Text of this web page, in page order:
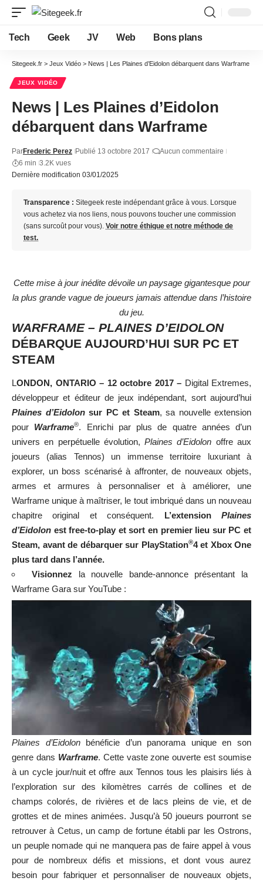
Tech Geek JV Web Bons plans
Sitegeek.fr > Jeux Vidéo > News | Les Plaines d’Eidolon débarquent dans Warframe
JEUX VIDÉO
News | Les Plaines d’Eidolon
débarquent dans Warframe
Dernière modification 03/01/2025
ParFrederic Perez Publié 13 octobre 2017
Aucun commentaire
6 min 3.2K vues
Transparence : Sitegeek reste indépendant grâce à vous. Lorsque
vous achetez via nos liens, nous pouvons toucher une commission
(sans surcoût pour vous). Voir notre éthique et notre méthode de
test.
Cette mise à jour inédite dévoile un paysage gigantesque pour
la plus grande vague de joueurs jamais attendue dans l’histoire
du jeu.
WARFRAME – PLAINES D’EIDOLON
DÉBARQUE AUJOURD’HUI SUR PC ET
STEAM
LONDON, ONTARIO – 12 octobre 2017 – Digital Extremes,
développeur et éditeur de jeux indépendant, sort aujourd’hui
Plaines d’Eidolonsur PC et Steam, sa nouvelle extension
pour Warframe®. Enrichi par plus de quatre années d’un
univers en perpétuelle évolution,Plaines d’Eidolon offre aux
joueurs (alias Tennos) un immense territoire luxuriant à
explorer, un boss scénarisé à affronter, de nouveaux objets,
armes et armures à personnaliser et à améliorer, une
Warframe unique à maîtriser, le tout imbriqué dans un nouveau
chapitre original et conséquent. L’extensionPlaines
d’Eidolon est free-to-play et sort en premier lieu sur PC et
Steam, avant de débarquer sur PlayStation®4 et Xbox One
plus tard dans l’année.
Visionnez la nouvelle bande-annonce présentant la
Warframe Gara sur YouTube :
Plaines d’Eidolonbénéficie d’un panorama unique en son
genre dans Warframe. Cette vaste zone ouverte est soumise
à un cycle jour/nuit et offre aux Tennos tous les plaisirs liés à
l’exploration sur des kilomètres carrés de collines et de
champs colorés, de rivières et de lacs pleins de vie, et de
grottes et de mines animées. Jusqu’à 50 joueurs pourront se
retrouver à Cetus, un camp de fortune établi par les Ostrons,
un peuple nomade qui ne manquera pas de faire appel à vous
pour de nombreux défis et missions, et dont vous aurez
besoin pour fabriquer et personnaliser de nouveaux objets,